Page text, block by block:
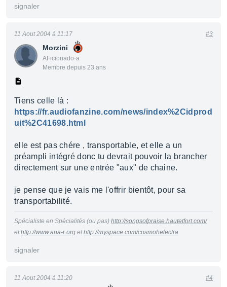
signaler
Morzini
AFicionado·a
Membre depuis 23 ans
11 Aout 2004 à 11:17 #3
Tiens celle là :
https://fr.audiofanzine.com/news/index%2Cidprod
uit%2C41698.html
elle est pas chére , transportable, et elle a un
préampli intégré donc tu devrait pouvoir la brancher
directement sur une entrée "aux" de chaine.
je pense que je vais me l'offrir bientôt, pour sa
transportabilité.
Spécialiste en Spécialités (ou pas) http://songsofpraise.hautetfort.com/
ethttp://www.ana-r.org ethttp://myspace.com/cosmohelectra
signaler
11 Aout 2004 à 11:20 #4